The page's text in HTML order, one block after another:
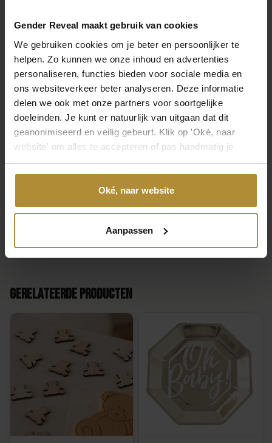
Gender Reveal maakt gebruik van cookies
We gebruiken cookies om je beter en persoonlijker te
helpen. Zo kunnen we onze inhoud en advertenties
personaliseren, functies bieden voor sociale media en
ons websiteverkeer beter analyseren. Deze informatie
delen we ook met onze partners voor soortgelijke
doeleinden. Je kunt er natuurlijk van uitgaan dat dit
geanonimiseerd en veilig gebeurt. Klik op 'Oké, naar
website' om alles te accepteren of pas handmatig je
voorkeuren aan.
Oké, naar website
Aanpassen
klantenservicepagina
volgende contactmogelijkheden.
Bel 085 - 2007 595
Wij helpen je graag
Mail ons
Reactie binnen één werkdag
Handig toch?
Gerelateerde producten